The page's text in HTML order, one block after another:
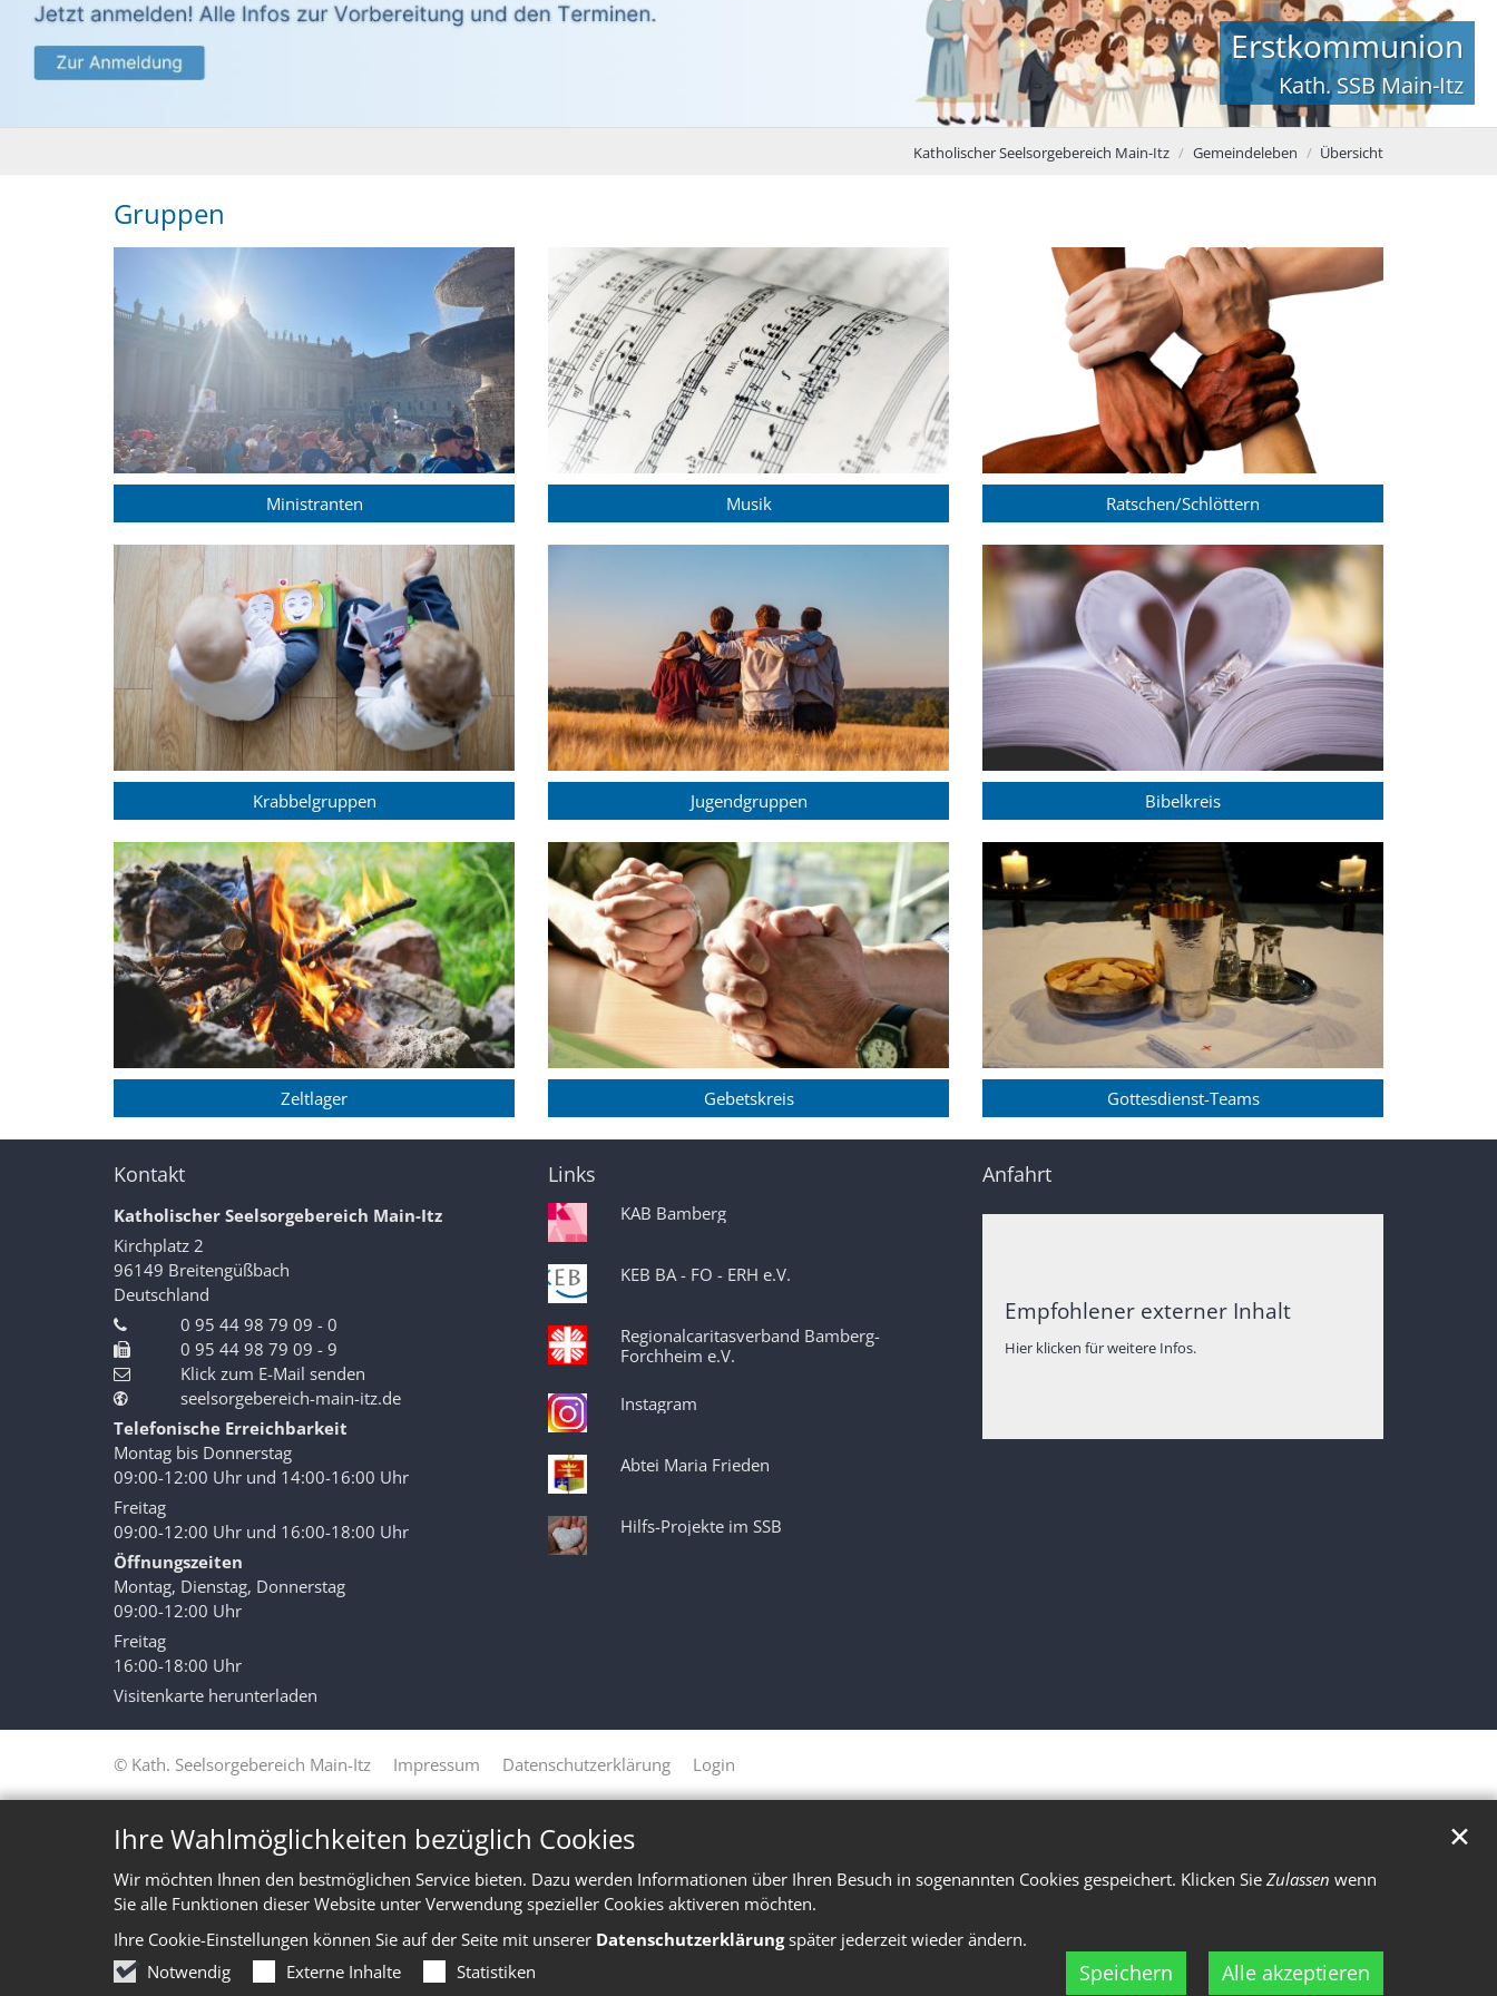
Ihre Wahlmöglichkeiten bezüglich Cookies
Wir möchten Ihnen den bestmöglichen Service bieten. Dazu werden Informationen über Ihren Besuch in sogenannten Cookies gespeichert. Klicken Sie Zulassen wenn
Sie alle Funktionen dieser Website unter Verwendung spezieller Cookies aktiveren möchten.
Ihre Cookie-Einstellungen können Sie auf der Seite mit unserer Datenschutzerklärungspäter jederzeit wieder ändern.
Notwendig
Externe Inhalte Statistiken Speichern Alle akzeptieren
✕
Erstkommunion
Kath. SSB Main-Itz
Katholischer Seelsorgebereich Main-Itz Gemeindeleben Übersicht
Gruppen
Ministranten
Krabbelgruppen
Zeltlager
Musik
Jugendgruppen
Gebetskreis
Ratschen/Schlöttern
Bibelkreis
Gottesdienst-Teams
Kontakt
Katholischer Seelsorgebereich Main-Itz
Kirchplatz 2
96149 Breitengüßbach
Deutschland
0 95 44 98 79 09 - 0
0 95 44 98 79 09 - 9
Klick zum E-Mail senden
seelsorgebereich-main-itz.de
Telefonische Erreichbarkeit
Montag bis Donnerstag
09:00-12:00 Uhr und 14:00-16:00 Uhr
Freitag
09:00-12:00 Uhr und 16:00-18:00 Uhr
Öffnungszeiten
Montag, Dienstag, Donnerstag
09:00-12:00 Uhr
Freitag
16:00-18:00 Uhr
Visitenkarte herunterladen
Links
KAB Bamberg
KEB BA - FO - ERH e.V.
Regionalcaritasverband Bamberg-
Forchheim e.V.
Instagram
Abtei Maria Frieden
Hilfs-Projekte im SSB
Anfahrt
Empfohlener externer Inhalt
Hier klicken für weitere Infos.
© Kath. Seelsorgebereich Main-Itz Impressum Datenschutzerklärung Login